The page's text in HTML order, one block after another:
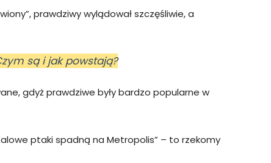
prawdziwy wylądował szczęśliwie, a
są i jak powstają?
gdyż prawdziwe były bardzo popularne w
ptaki spadną na Metropolis” – to rzekomy